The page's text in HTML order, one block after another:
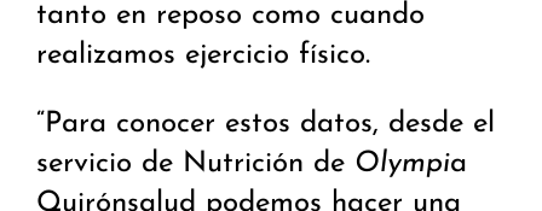
tanto en reposo como cuando
realizamos ejercicio físico.
“Para conocer estos datos, desde el
servicio de Nutrición de Olympia
Quirónsalud podemos hacer una